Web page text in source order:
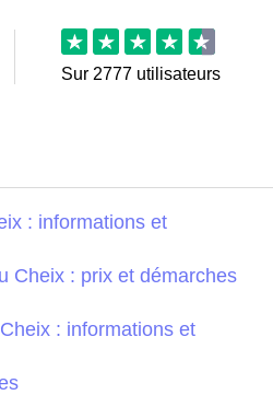
Sur 2777 utilisateurs
: informations et
Cheix : prix et démarches
: informations et